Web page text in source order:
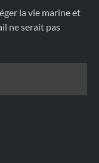
la vie marine et
ne serait pas